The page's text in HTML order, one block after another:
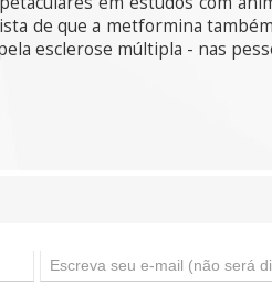
de que a metformina
esclerose múltipla - nas